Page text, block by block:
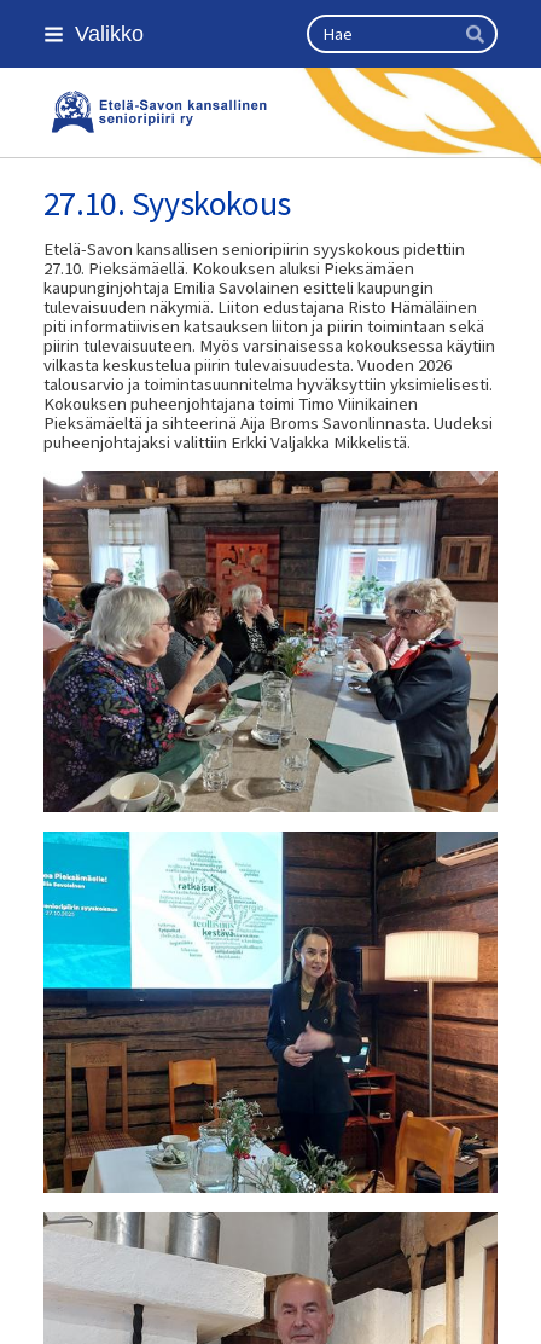
Siirry
sivun
Valikko Haku
Hae
Etelä-Savon Kansallinen
27.10. Syyskokous
Etelä-Savon kansallisen senioripiirin syyskokous pidettiin
27.10. Pieksämäellä. Kokouksen aluksi Pieksämäen
kaupunginjohtaja Emilia Savolainen esitteli kaupungin
tulevaisuuden näkymiä. Liiton edustajana Risto Hämäläinen
piti informatiivisen katsauksen liiton ja piirin toimintaan sekä
piirin tulevaisuuteen. Myös varsinaisessa kokouksessa käytiin
vilkasta keskustelua piirin tulevaisuudesta. Vuoden 2026
talousarvio ja toimintasuunnitelma hyväksyttiin yksimielisesti.
Kokouksen puheenjohtajana toimi Timo Viinikainen
Pieksämäeltä ja sihteerinä Aija Broms Savonlinnasta. Uudeksi
puheenjohtajaksi valittiin Erkki Valjakka Mikkelistä.